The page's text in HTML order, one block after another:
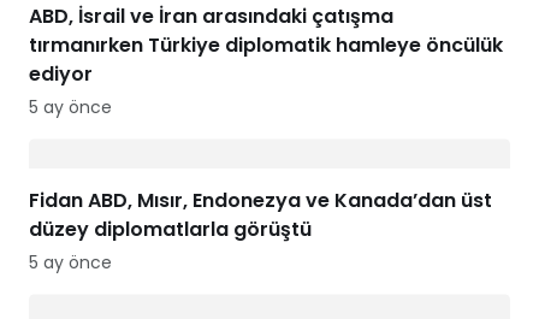
ABD, İsrail ve İran arasındaki çatışma
tırmanırken Türkiye diplomatik hamleye öncülük
ediyor
5 ay önce
Fidan ABD, Mısır, Endonezya ve Kanada’dan üst
düzey diplomatlarla görüştü
5 ay önce